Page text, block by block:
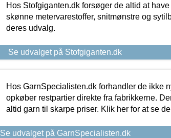
Hos Stofgiganten.dk forsøger de altid at
skønne metervarestoffer, snitmønstre og
deres udvalg.
Se udvalget på Stofgiganten.dk
Hos GarnSpecialisten.dk forhandler de ikke
opkøber restpartier direkte fra fabrikkerne.
altid garn til skarpe priser. Klik her for at se
Se udvalget på GarnSpecialisten.dk